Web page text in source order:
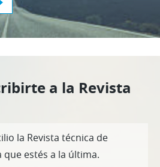
a la Revista
la Revista técnica de
que estés a la última.